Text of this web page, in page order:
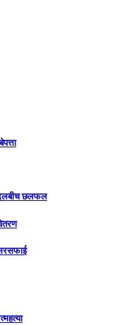
दलबीच छलफल
सरसफाई